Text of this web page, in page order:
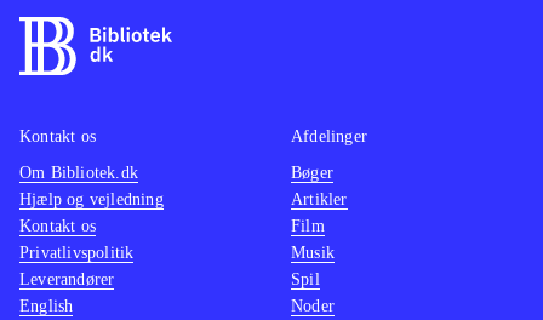
Kontakt os
Om Bibliotek.dk
Hjælp og vejledning
Kontakt os
Privatlivspolitik
Leverandører
English
Afdelinger
Bøger
Artikler
Film
Musik
Spil
Noder